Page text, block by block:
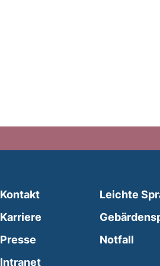
Kontakt
Karriere
Presse
Intranet(external link, opens in
Leichte
Notfall